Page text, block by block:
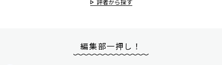
評者から探す
編集部一押し！